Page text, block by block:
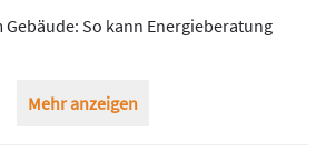
Gebäude: So kann Energieberatung
Mehr anzeigen